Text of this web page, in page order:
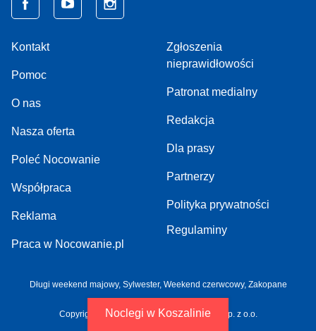
Noclegi w Koszalinie
Kontakt
Pomoc
O nas
Nasza oferta
Poleć Nocowanie
Współpraca
Reklama
Praca w Nocowanie.pl
Zgłoszenia
nieprawidłowości
Patronat medialny
Redakcja
Dla prasy
Partnerzy
Polityka prywatności
Regulaminy
Długi weekend majowy, Sylwester, Weekend czerwcowy, Zakopane
Copyright 2005-2026 by NOCOWANIE.PL Sp. z o.o.